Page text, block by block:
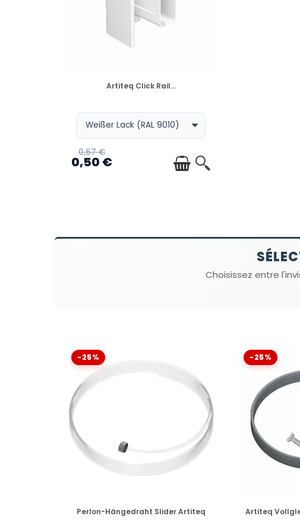
VERFÜGBAR
Artiteq Click Rail...
0,67 €
0,50 €
Choisissez entre
-25%
VERFÜGBAR
Perlon-Hängedraht Slider Artiteq
-25%
Artiteq